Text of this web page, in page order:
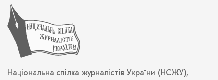
Національна спілка журналістів України (НСЖУ),